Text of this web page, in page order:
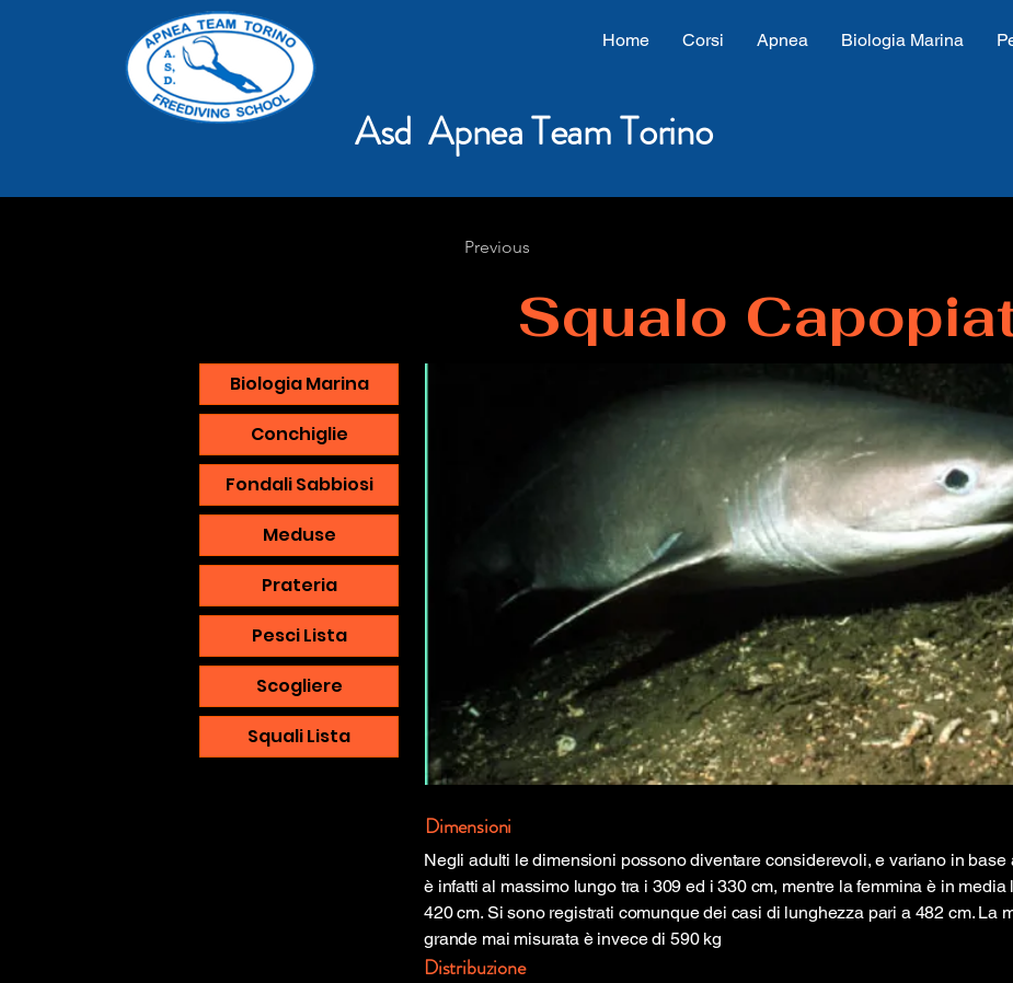
Home Corsi Apnea Biologia Marina
Asd Apnea Team Torino
Previous
Squalo
Biologia Marina
Conchiglie
Fondali Sabbiosi
Meduse
Prateria
Pesci Lista
Scogliere
Squali Lista
Dimensioni
Negli adulti le dimensioni possono diventare considerevoli, e variano in base
è infatti al massimo lungo tra i 309 ed i 330 cm, mentre la femmina è in media
420 cm. Si sono registrati comunque dei casi di lunghezza pari a 482 cm. La
grande mai misurata è invece di 590 kg
Distribuzione